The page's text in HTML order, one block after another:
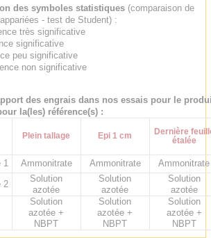
des symboles statistiques(comparaison de
- test de Student) :
très significative
significative
peu significative
non significative
des engrais dans nos essais pour le
la(les) référence(s) :
Plein tallage Epi 1 cm
Dernière
étalée
1 Ammonitrate Ammonitrate
Ammonitrate
2
Solution
azotée
Solution
azotée
Solution
azotée
Solution
azotée +
NBPT
Solution
azotée +
NBPT
Solution
azotée +
NBPT